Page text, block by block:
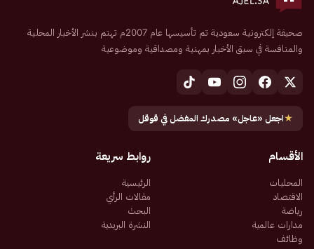
صحيفة إلكترونية سعودية تم تأسيسها عام 2007م تهتم بنشر الأخبار المحلية
والمنافسة في سبق الأخبار بمهنية ومصداقية وموضوعية
★اجعل «عاجل» مصدرك المفضل في قوقل
الأقسام
المحليات
الاقتصاد
رياضة
مدارات عالمية
وظائف
روابط سريعة
الرئيسية
مقالات الرأي
البحث
النشرة البريدية